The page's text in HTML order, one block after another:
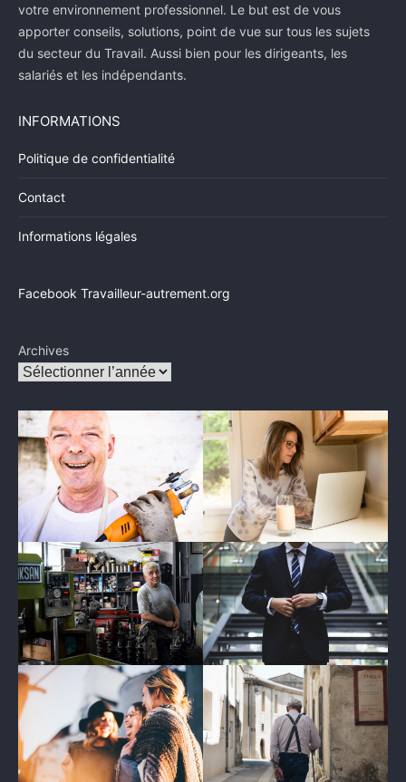
votre environnement professionnel. Le but est de vous
apporter conseils, solutions, point de vue sur tous les sujets
du secteur du Travail. Aussi bien pour les dirigeants, les
salariés et les indépendants.
INFORMATIONS
Politique de confidentialité
Contact
Informations légales
Facebook Travailleur-autrement.org
Archives